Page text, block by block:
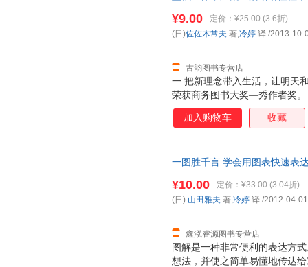
一.把新理念带入生活，让明天
荣获商务图书大奖—秀作者奖
读者建立而来新的生活方式和
何在生活和工作中，把坚强和
你能感受到对待生活的多样心
亲身经历中总结了的与人相处
作氛围，让团队中的每个人都
¥9.00 定价： ¥25.00 (3.6折)
古韵图书专营店
(日)佐佐木常夫 著,冷婷 译 /2013-10-
加入购物车 收藏
一图胜千言:学会用图表快速表
图解是一种非常便利的表达方
想法，并使之简单易懂地传达
¥10.00 定价： ¥33.00 (3.04折)
鑫泓睿源图书专营店
(日) 山田雅夫 著,冷婷 译 /2012-04-01